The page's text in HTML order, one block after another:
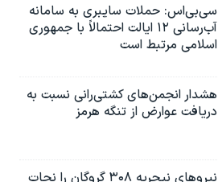
سی‌بی‌اس: حملات سایبری به سامانه
آب‌رسانی ۱۲ ایالت احتمالاً با جمهوری
اسلامی مرتبط است
هشدار انجمن‌های کشتی‌رانی نسبت به
دریافت عوارض از تنگه هرمز